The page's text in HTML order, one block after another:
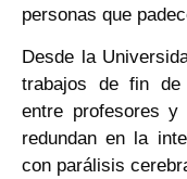
personas que
Desde la
trabajos de fin de
entre profesores
redundan en la
con parálisis